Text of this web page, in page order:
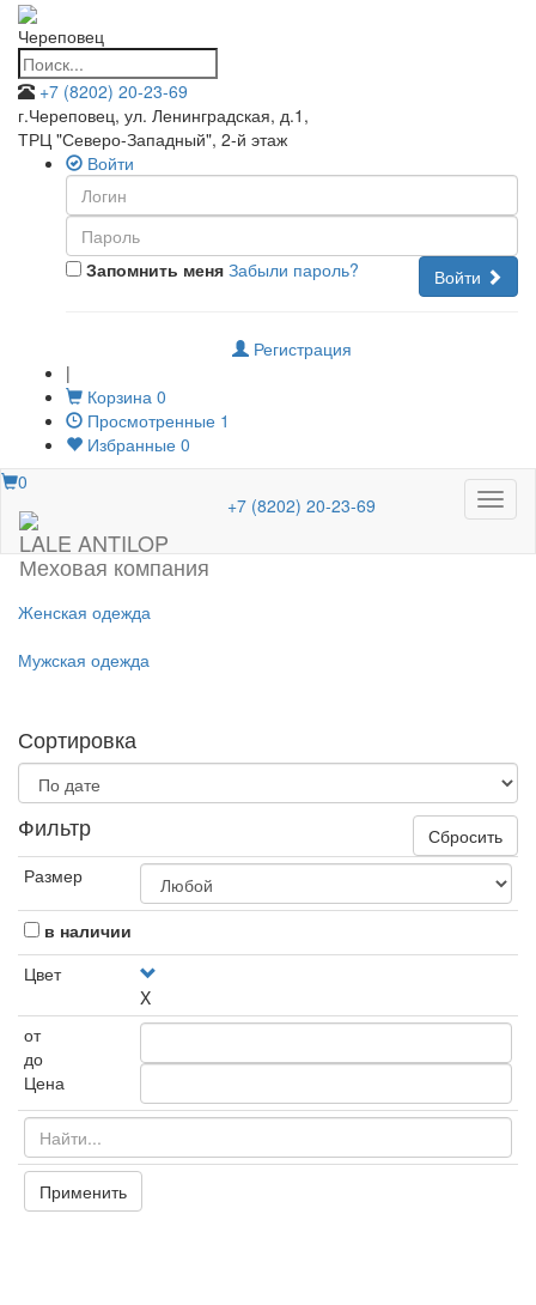
Череповец
+7 (8202) 20-23-69
г.Череповец, ул. Ленинградская, д.1 ,
ТРЦ "Северо-Западный", 2-й этаж
Войти
Запомнить меня Войти
Забыли пароль?
Регистрация
|
Корзина 0
Просмотренные 1
Избранные 0
Меню
0
LALE ANTILOP
Меховая компания
+7 (8202) 20-23-69
Женская одежда
Мужская одежда
Сортировка
Фильтр
Сбросить
Размер
в наличии
Цвет
X
от
до
Цена
Применить